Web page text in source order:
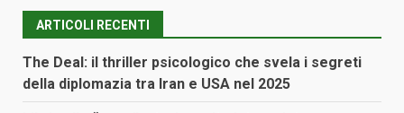
ARTICOLI RECENTI
The Deal: il thriller psicologico che svela i segreti
della diplomazia tra Iran e USA nel 2025